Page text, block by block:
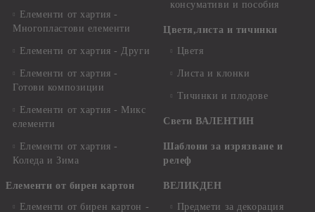
Елементи от хартия -
Многопластови елементи
Елементи от хартия - Други
Елементи от хартия -
Готови композиции
Елементи от хартия - Микс
елементи
Елементи от хартия -
Коледа и Зима
Елементи от бирен картон
Елементи от бирен картон -
консумативи и пособия
Цветя,листа и тичинки
Цветя
Листа и клонки
Тичинки и плодове
Свети ВАЛЕНТИН
Шаблони за изрязване и
релеф
ВЕЛИКДЕН
Предмети за декорация